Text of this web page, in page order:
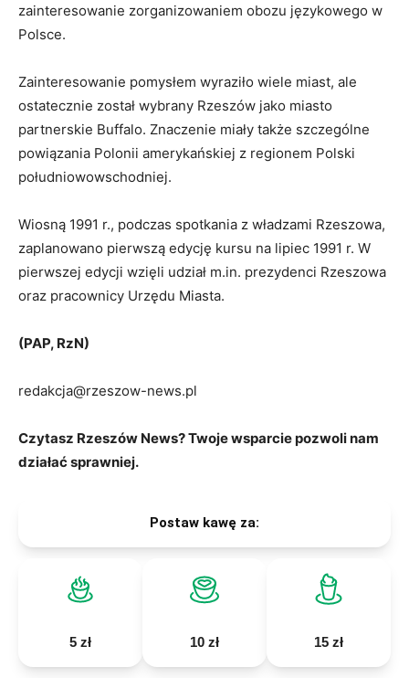
zainteresowanie zorganizowaniem obozu językowego w
Polsce.
Zainteresowanie pomysłem wyraziło wiele miast, ale
ostatecznie został wybrany Rzeszów jako miasto
partnerskie Buffalo. Znaczenie miały także szczególne
powiązania Polonii amerykańskiej z regionem Polski
południowowschodniej.
Wiosną 1991 r., podczas spotkania z władzami Rzeszowa,
zaplanowano pierwszą edycję kursu na lipiec 1991 r. W
pierwszej edycji wzięli udział m.in. prezydenci Rzeszowa
oraz pracownicy Urzędu Miasta.
(PAP, RzN)
redakcja@rzeszow-news.pl
Czytasz Rzeszów News? Twoje wsparcie pozwoli nam
działać sprawniej.
Postaw kawę za:
5 zł 10 zł 15 zł